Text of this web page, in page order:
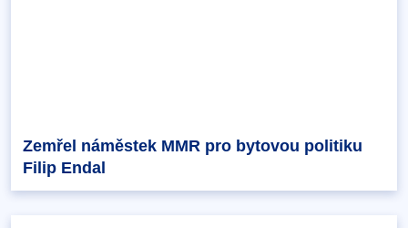
Zemřel náměstek MMR pro bytovou politiku
Filip Endal